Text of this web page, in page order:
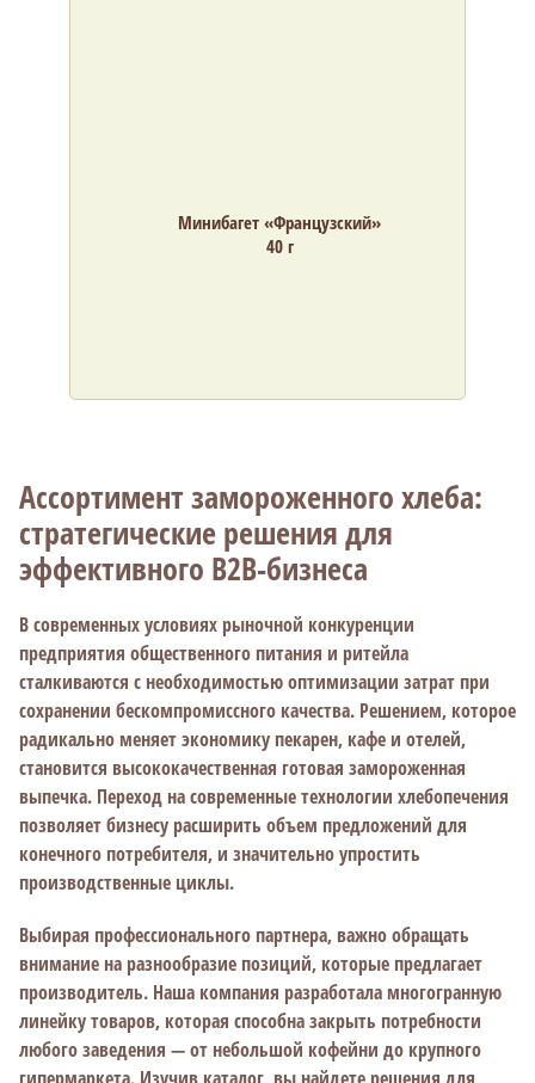
Минибагет «Французский»
40 г
Ассортимент замороженного хлеба:
стратегические решения для
эффективного B2B-бизнеса
В современных условиях рыночной конкуренции
предприятия общественного питания и ритейла
сталкиваются с необходимостью оптимизации затрат при
сохранении бескомпромиссного качества. Решением, которое
радикально меняет экономику пекарен, кафе и отелей,
становится высококачественная готовая замороженная
выпечка. Переход на современные технологии хлебопечения
позволяет бизнесу расширить объем предложений для
конечного потребителя, и значительно упростить
производственные циклы.
Выбирая профессионального партнера, важно обращать
внимание на разнообразие позиций, которые предлагает
производитель. Наша компания разработала многогранную
линейку товаров, которая способна закрыть потребности
любого заведения — от небольшой кофейни до крупного